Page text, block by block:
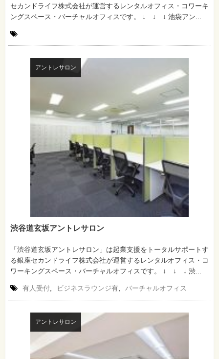
セカンドライフ株式会社が運営するレンタルオフィス・コワーキ
ングスペース・バーチャルオフィスです。 ↓ ↓ ↓ 池袋アン...
アントレサロン
渋谷道玄坂アントレサロン
「渋谷道玄坂アントレサロン」は起業支援をトータルサポートす
る銀座セカンドライフ株式会社が運営するレンタルオフィス・コ
ワーキングスペース・バーチャルオフィスです。 ↓ ↓ ↓ 渋...
有人受付 ビジネスラウンジ有 バーチャルオフィス
アントレサロン